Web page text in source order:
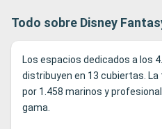
Todo sobre Disney
Los espacios dedicados a los
distribuyen en 13 cubiertas.
por 1.458 marinos y
gama.